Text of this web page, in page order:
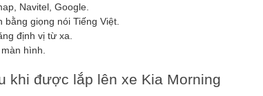
Navitel, Google.
giọng nói Tiếng Việt.
định vị từ xa.
hình.
khi được lắp lên xe Kia Morning